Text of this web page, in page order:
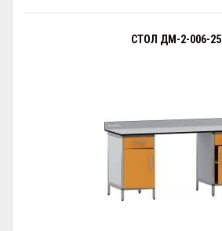
СТОЛ ДМ-2-006-25